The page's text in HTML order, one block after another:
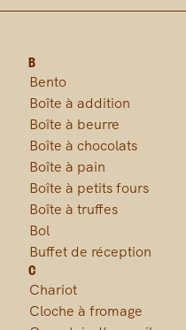
B
Bento
Boîte à addition
Boîte à beurre
Boîte à chocolats
Boîte à pain
Boîte à petits fours
Boîte à truffes
Bol
Buffet de réception
C
Chariot
Cloche à fromage